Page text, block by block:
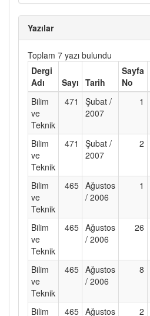
Yazılar
Toplam 7 yazı bulundu
Dergi
Adı
Sayı Tarih
Sayfa
No
Bilim
ve
Teknik
471
Şubat /
2007
1
Bilim
ve
Teknik
471
Şubat /
2007
2
Bilim
ve
Teknik
465 Ağustos
/ 2006
1
Bilim
ve
Teknik
465 Ağustos
/ 2006
26
Bilim
ve
Teknik
465 Ağustos
/ 2006
8
Bilim 465 Ağustos 2